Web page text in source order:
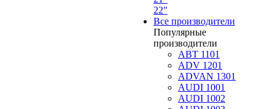
22"
Все производители
Популярные
производители
ABT 1101
ADV 1201
ADVAN 1301
AUDI 1001
AUDI 1002